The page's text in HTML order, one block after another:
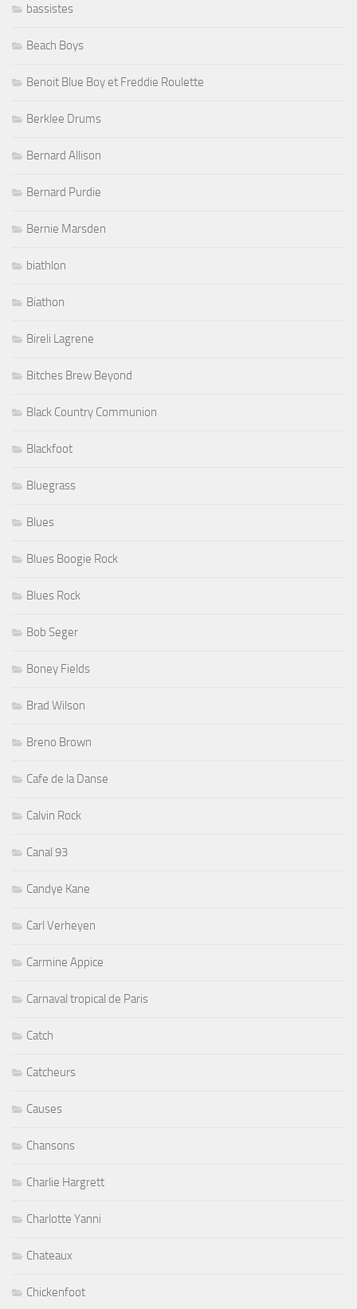
bassistes
Beach Boys
Benoit Blue Boy et Freddie Roulette
Berklee Drums
Bernard Allison
Bernard Purdie
Bernie Marsden
biathlon
Biathon
Bireli Lagrene
Bitches Brew Beyond
Black Country Communion
Blackfoot
Bluegrass
Blues
Blues Boogie Rock
Blues Rock
Bob Seger
Boney Fields
Brad Wilson
Breno Brown
Cafe de la Danse
Calvin Rock
Canal 93
Candye Kane
Carl Verheyen
Carmine Appice
Carnaval tropical de Paris
Catch
Catcheurs
Causes
Chansons
Charlie Hargrett
Charlotte Yanni
Chateaux
Chickenfoot